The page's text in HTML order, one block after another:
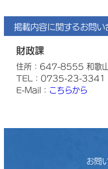
掲載内容に関するお問い
財政課
住所：647-8555 和歌山
TEL：0735-23-3341
E-Mail： こちらから
お問